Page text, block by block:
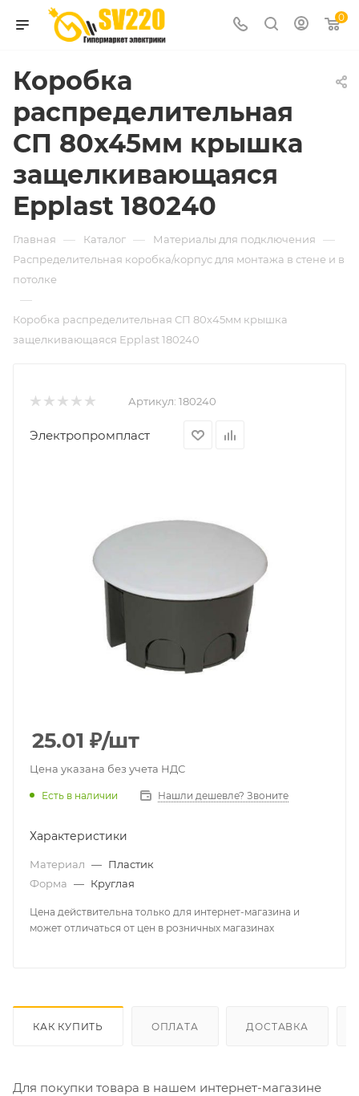
0
Коробка
распределительная
СП 80х45мм крышка
защелкивающаяся
Epplast 180240
Главная — Каталог — Материалы для подключения —
Распределительная коробка/корпус для монтажа в стене и в
потолке
—
Коробка распределительная СП 80х45мм крышка
защелкивающаяся Epplast 180240
Артикул: 180240
Электропромпласт
25.01 ₽/шт
Цена указана без учета НДС
Есть в наличии Нашли дешевле? Звоните
Характеристики
Материал — Пластик
Форма — Круглая
Цена действительна только для интернет-магазина и
может отличаться от цен в розничных магазинах
КАК КУПИТЬ ОПЛАТА ДОСТАВКА
Для покупки товара в нашем интернет-магазине